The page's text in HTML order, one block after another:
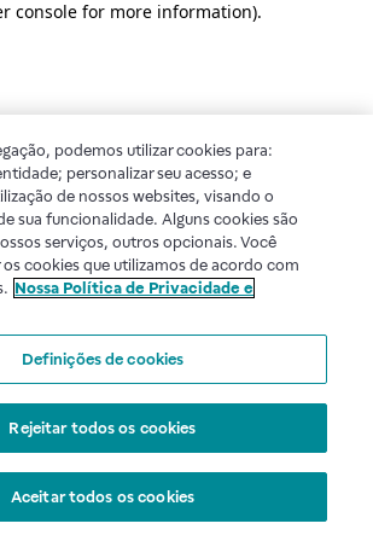
console for more information).
podemos utilizar cookies para:
personalizar seu acesso; e
de nossos websites, visando o
sua funcionalidade. Alguns cookies são
serviços, outros opcionais. Você
cookies que utilizamos de acordo com
Nossa Política de Privacidade e
Definições de cookies
Rejeitar todos os cookies
Aceitar todos os cookies